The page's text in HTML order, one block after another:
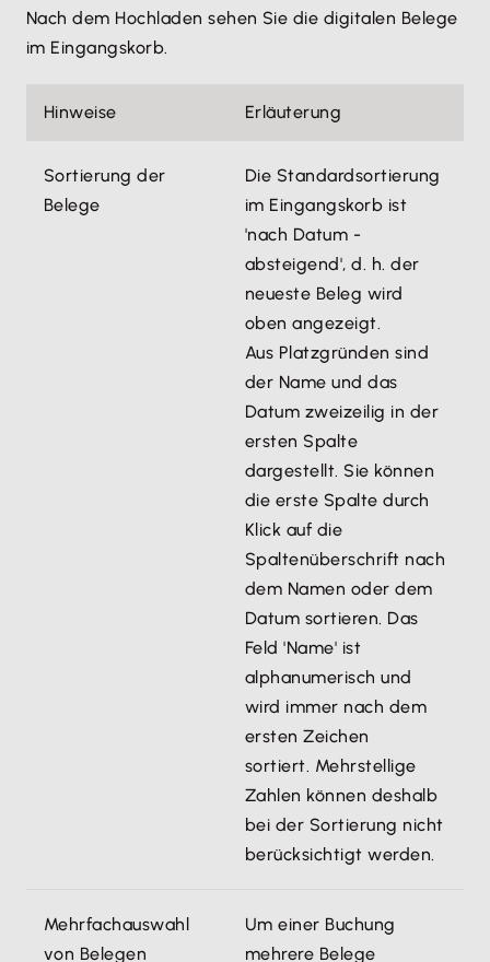
Nach dem Hochladen sehen Sie die digitalen Belege
im Eingangskorb.
Hinweise Erläuterung
Sortierung der
Belege
Die Standardsortierung
im Eingangskorb ist
'nach Datum -
absteigend', d. h. der
neueste Beleg wird
oben angezeigt.
Aus Platzgründen sind
der Name und das
Datum zweizeilig in der
ersten Spalte
dargestellt. Sie können
die erste Spalte durch
Klick auf die
Spaltenüberschrift nach
dem Namen oder dem
Datum sortieren. Das
Feld 'Name' ist
alphanumerisch und
wird immer nach dem
ersten Zeichen
sortiert. Mehrstellige
Zahlen können deshalb
bei der Sortierung nicht
berücksichtigt werden.
Mehrfachauswahl
von Belegen
Um einer Buchung
mehrere Belege